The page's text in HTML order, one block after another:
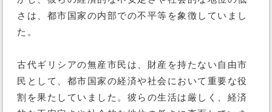
さは、都市国家の内部での不平等を象徴していまし
た。
古代ギリシアの無産市民は、財産を持たない自由市
民として、都市国家の経済や社会において重要な役
割を果たしていました。彼らの生活は厳しく、経済